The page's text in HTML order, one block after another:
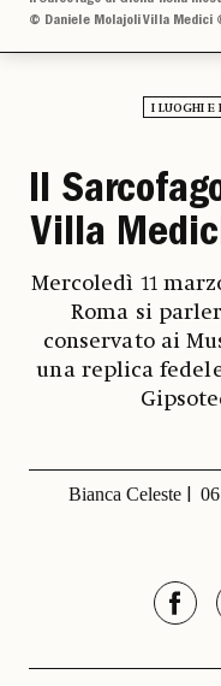
© Daniele Molajoli Villa Medici
I LUOGHI E
Il
Villa
Mercoledì 11
Roma si
conservato ai
una replica
Bianca Celeste